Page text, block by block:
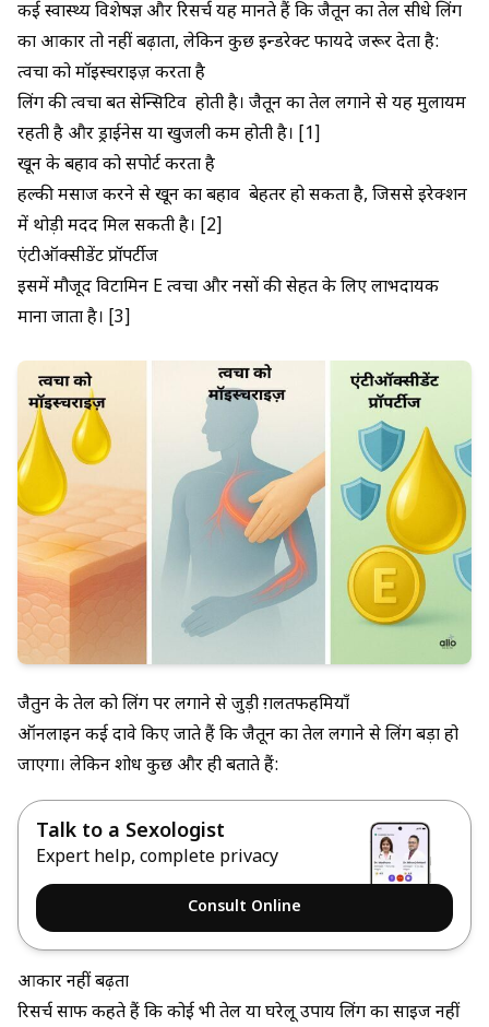
कई स्वास्थ्य विशेषज्ञ और रिसर्च यह मानते हैं कि जैतून का तेल सीधे लिंग
का आकार तो नहीं बढ़ाता, लेकिन कुछ इन्डरेक्ट फायदे जरूर देता है:
त्वचा को मॉइस्चराइज़ करता है
लिंग की त्वचा बहुत सेन्सिटिव होती है। जैतून का तेल लगाने से यह मुलायम
रहती है और ड्राईनेस या खुजली कम होती है। [1]
खून के बहाव को सपोर्ट करता है
हल्की मसाज करने से खून का बहाव बेहतर हो सकता है, जिससे इरेक्शन
में थोड़ी मदद मिल सकती है। [2]
एंटीऑक्सीडेंट प्रॉपर्टीज
इसमें मौजूद विटामिन E त्वचा और नसों की सेहत के लिए लाभदायक
माना जाता है। [3]
जैतुन के तेल को लिंग पर लगाने से जुड़ी ग़लतफहमियाँ
ऑनलाइन कई दावे किए जाते हैं कि जैतून का तेल लगाने से लिंग बड़ा हो
जाएगा। लेकिन शोध कुछ और ही बताते हैं:
Talk to a Sexologist
Expert help, complete privacy
Consult Online
आकार नहीं बढ़ता
रिसर्च साफ कहते हैं कि कोई भी तेल या घरेलू उपाय लिंग का साइज नहीं